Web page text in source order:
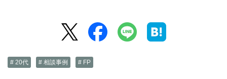
# 20代 # 相談事例 # FP